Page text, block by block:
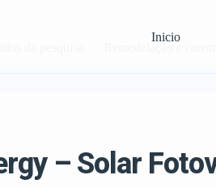
Inicio
Remodelação e
– Solar